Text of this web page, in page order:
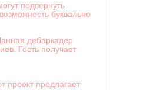
подвернуть
буквально
дебаркадер
Гость получает
проект предлагает